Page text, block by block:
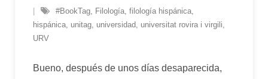
#BookTag, Filología, filología hispánica,
hispánica, unitag, universidad, universitat rovira i virgili,
URV
Bueno, después de unos días desaparecida,